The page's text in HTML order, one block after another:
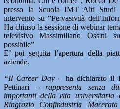
presso la Scuola IMT Alti
intervento su “Pervasività
Ha chiuso la sessione di webinar
televisivo Massimiliano Ossini
possibile”
E’ poi seguita l’apertura della
aziende.
“Il Career Day– ha dichiarato il
Pettinari –rappresenta senza
importanti della vita universitaria
Ringrazio Confindustria